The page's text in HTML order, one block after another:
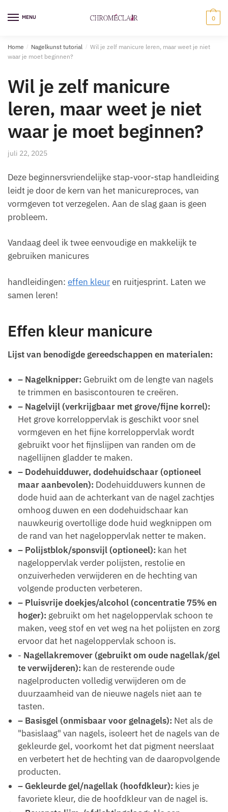
naar
naar
MENU 0
Home / Nagelkunst tutorial / Wil je zelf manicure leren, maar weet je niet
waar je moet beginnen?
Wil je zelf manicure
leren, maar weet je niet
waar je moet beginnen?
juli 22, 2025
Deze beginnersvriendelijke stap-voor-stap handleiding
leidt je door de kern van het manicureproces, van
vormgeven tot verzegelen. Aan de slag gaan is geen
probleem.
Vandaag deel ik twee eenvoudige en makkelijk te
gebruiken manicures
handleidingen: effen kleuren ruitjesprint. Laten we
samen leren!
Effen kleur manicure
Lijst van benodigde gereedschappen en materialen:
– Nagelknipper: Gebruikt om de lengte van nagels
te trimmen en basiscontouren te creëren.
– Nagelvijl (verkrijgbaar met grove/fijne korrel):
Het grove korreloppervlak is geschikt voor snel
vormgeven en het fijne korreloppervlak wordt
gebruikt voor het fijnslijpen van randen om de
nagellijnen gladder te maken.
– Dodehuidduwer, dodehuidschaar (optioneel
maar aanbevolen): Dodehuidduwers kunnen de
dode huid aan de achterkant van de nagel zachtjes
omhoog duwen en een dodehuidschaar kan
nauwkeurig overtollige dode huid wegknippen om
de rand van het nageloppervlak netter te maken.
– Polijstblok/sponsvijl (optioneel): kan het
nageloppervlak verder polijsten, restolie en
onzuiverheden verwijderen en de hechting van
volgende producten verbeteren.
– Pluisvrije doekjes/alcohol (concentratie 75% en
hoger): gebruikt om het nageloppervlak schoon te
maken, veeg stof en vet weg na het polijsten en zorg
ervoor dat het nageloppervlak schoon is.
- Nagellakremover (gebruikt om oude nagellak/gel
te verwijderen): kan de resterende oude
nagelproducten volledig verwijderen om de
duurzaamheid van de nieuwe nagels niet aan te
tasten.
– Basisgel (onmisbaar voor gelnagels): Net als de
"basislaag" van nagels, isoleert het de nagels van de
gekleurde gel, voorkomt het dat pigment neerslaat
en verbetert het de hechting van de daaropvolgende
producten.
– Gekleurde gel/nagellak (hoofdkleur): kies je
favoriete kleur, die de hoofdkleur van de nagel is.